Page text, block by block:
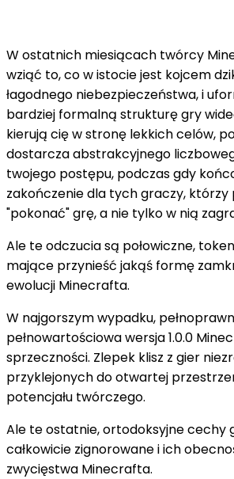
W ostatnich miesiącach twórcy
wziąć to, co w istocie jest kojcem
łagodnego niebezpieczeństwa, i
bardziej formalną strukturę gry
kierują cię w stronę lekkich celów,
dostarcza abstrakcyjnego
twojego postępu, podczas gdy
zakończenie dla tych graczy,
"pokonać" grę, a nie tylko w nią
Ale te odczucia są połowiczne,
mające przynieść jakąś formę
ewolucji Minecrafta.
W najgorszym wypadku,
pełnowartościowa wersja 1.0.0
sprzeczności. Zlepek klisz z gier
przyklejonych do otwartej
potencjału twórczego.
Ale te ostatnie, ortodoksyjne cechy
całkowicie zignorowane i ich
zwycięstwa Minecrafta.